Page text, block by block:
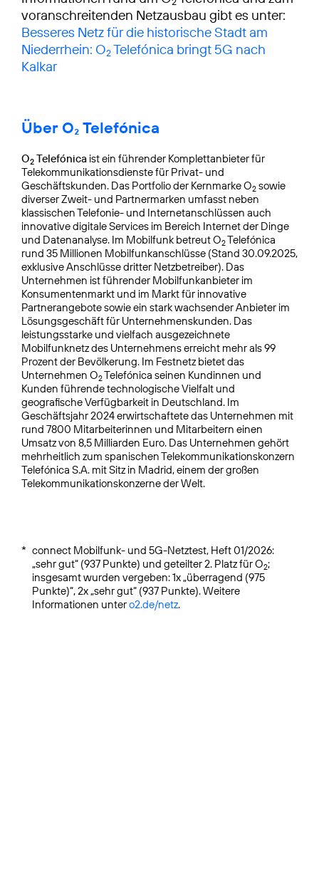
voranschreitenden Netzausbau gibt es unter:
Besseres Netz für die historische Stadt am
Niederrhein: O2Telefónica bringt 5G nach
Kalkar
Über O₂ Telefónica
O2 Telefónica ist ein führender Komplettanbieter für
Telekommunikationsdienste für Privat- und
Geschäftskunden. Das Portfolio der Kernmarke O2 sowie
diverser Zweit- und Partnermarken umfasst neben
klassischen Telefonie- und Internetanschlüssen auch
innovative digitale Services im Bereich Internet der Dinge
und Datenanalyse. Im Mobilfunk betreut O2Telefónica
rund 35 Millionen Mobilfunkanschlüsse (Stand 30.09.2025,
exklusive Anschlüsse dritter Netzbetreiber). Das
Unternehmen ist führender Mobilfunkanbieter im
Konsumentenmarkt und im Markt für innovative
Partnerangebote sowie ein stark wachsender Anbieter im
Lösungsgeschäft für Unternehmenskunden. Das
leistungsstarke und vielfach ausgezeichnete
Mobilfunknetz des Unternehmens erreicht mehr als 99
Prozent der Bevölkerung. Im Festnetz bietet das
Unternehmen O2Telefónica seinen Kundinnen und
Kunden führende technologische Vielfalt und
geografische Verfügbarkeit in Deutschland. Im
Geschäftsjahr 2024 erwirtschaftete das Unternehmen mit
rund 7800 Mitarbeiterinnen und Mitarbeitern einen
Umsatz von 8,5 Milliarden Euro. Das Unternehmen gehört
mehrheitlich zum spanischen Telekommunikationskonzern
Telefónica S.A. mit Sitz in Madrid, einem der großen
Telekommunikationskonzerne der Welt.
* connect Mobilfunk- und 5G-Netztest, Heft 01/2026:
„sehr gut“ (937 Punkte) und geteilter 2. Platz für O2;
insgesamt wurden vergeben: 1x „überragend (975
Punkte)“, 2x „sehr gut“ (937 Punkte). Weitere
Informationen untero2.de/netz.